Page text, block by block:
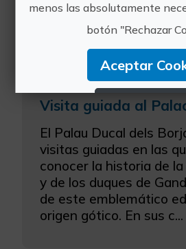
El Palau Ducal dels
visitas guiadas en las
conocer la historia de
y de los duques de
de este emblemático
origen gótico. En sus c...
menos las absolutamente
botón "Rechazar
Aceptar
Rechazar
Configurar
Más